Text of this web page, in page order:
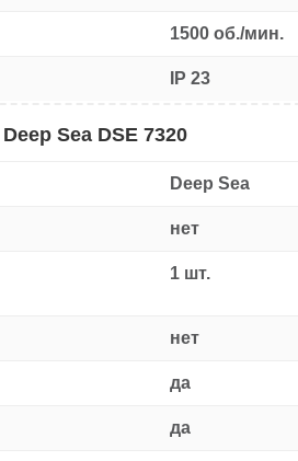
1500 об./мин.
IP 23
Sea DSE 7320
Deep Sea
нет
1 шт.
нет
да
да